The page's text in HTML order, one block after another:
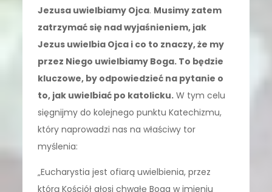
Jezusa uwielbiamy Ojca. Musimy zatem
zatrzymać się nad wyjaśnieniem, jak
Jezus uwielbia Ojca i co to znaczy, że my
przez Niego uwielbiamy Boga. To będzie
kluczowe, by odpowiedzieć na pytanie o
to, jak uwielbiać po katolicku. W tym celu
sięgnijmy do kolejnego punktu Katechizmu,
który naprowadzi nas na właściwy tor
myślenia:
„Eucharystia jest ofiarą uwielbienia, przez
którą Kościół głosi chwałę Boga w imieniu